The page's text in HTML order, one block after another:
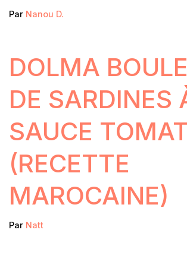
Par Nanou D.
DOLMA
DE SARDINES
SAUCE
(RECETTE
MAROCAINE)
Par Natt